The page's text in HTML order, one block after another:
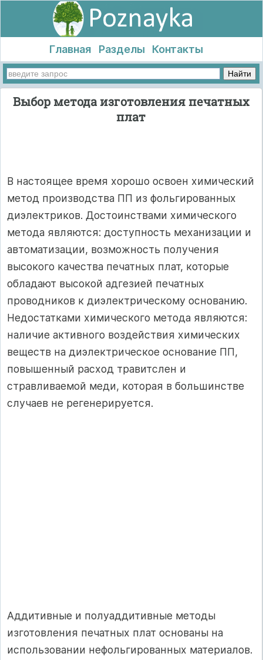
Главная Разделы Контакты
Выбор метода изготовления печатных
плат
В настоящее время хорошо освоен химический
метод производства ПП из фольгированных
диэлектриков. Достоинствами химического
метода являются: доступность механизации и
автоматизации, возможность получения
высокого качества печатных плат, которые
обладают высокой адгезией печатных
проводников к диэлектрическому основанию.
Недостатками химического метода являются:
наличие активного воздействия химических
веществ на диэлектрическое основание ПП,
повышенный расход травитслен и
стравливаемой меди, которая в большинстве
случаев не регенерируется.
Аддитивные и полуаддитивные методы
изготовления печатных плат основаны на
использовании нефольгированных материалов.